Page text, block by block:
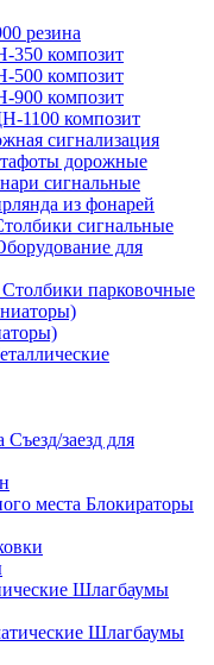
резина
350 композит
500 композит
900 композит
1100 композит
сигнализация
дорожные
сигнальные
из фонарей
сигнальные
для
Столбики парковочные
Съезд/заезд для
Блокираторы
Шлагбаумы
Шлагбаумы